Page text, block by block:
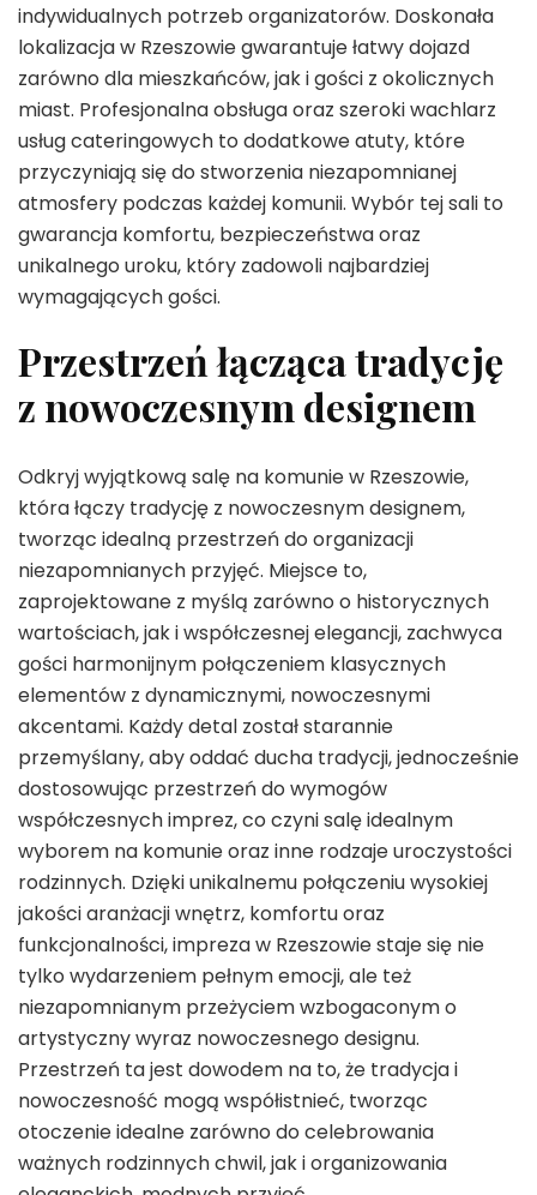
indywidualnych potrzeb organizatorów. Doskonała
lokalizacja w Rzeszowie gwarantuje łatwy dojazd
zarówno dla mieszkańców, jak i gości z okolicznych
miast. Profesjonalna obsługa oraz szeroki wachlarz
usług cateringowych to dodatkowe atuty, które
przyczyniają się do stworzenia niezapomnianej
atmosfery podczas każdej komunii. Wybór tej sali to
gwarancja komfortu, bezpieczeństwa oraz
unikalnego uroku, który zadowoli najbardziej
wymagających gości.
Przestrzeń łącząca tradycję
z nowoczesnym designem
Odkryj wyjątkową salę na komunie w Rzeszowie,
która łączy tradycję z nowoczesnym designem,
tworząc idealną przestrzeń do organizacji
niezapomnianych przyjęć. Miejsce to,
zaprojektowane z myślą zarówno o historycznych
wartościach, jak i współczesnej elegancji, zachwyca
gości harmonijnym połączeniem klasycznych
elementów z dynamicznymi, nowoczesnymi
akcentami. Każdy detal został starannie
przemyślany, aby oddać ducha tradycji, jednocześnie
dostosowując przestrzeń do wymogów
współczesnych imprez, co czyni salę idealnym
wyborem na komunie oraz inne rodzaje uroczystości
rodzinnych. Dzięki unikalnemu połączeniu wysokiej
jakości aranżacji wnętrz, komfortu oraz
funkcjonalności, impreza w Rzeszowie staje się nie
tylko wydarzeniem pełnym emocji, ale też
niezapomnianym przeżyciem wzbogaconym o
artystyczny wyraz nowoczesnego designu.
Przestrzeń ta jest dowodem na to, że tradycja i
nowoczesność mogą współistnieć, tworząc
otoczenie idealne zarówno do celebrowania
ważnych rodzinnych chwil, jak i organizowania